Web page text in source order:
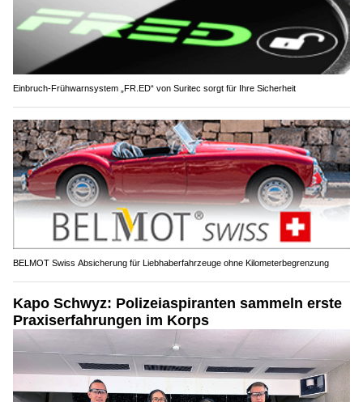
Einbruch-Frühwarnsystem „FR.ED“ von Suritec sorgt für Ihre Sicherheit
BELMOT Swiss Absicherung für Liebhaberfahrzeuge ohne Kilometerbegrenzung
Kapo Schwyz: Polizeiaspiranten sammeln erste
Praxiserfahrungen im Korps